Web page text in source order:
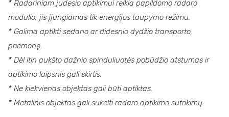
* Radariniam judesio aptikimui reikia papildomo radaro
modulio, jis įjungiamas tik energijos taupymo režimu.
* Galima aptikti sedano ar didesnio dydžio transporto
priemonę.
* Dėl itin aukšto dažnio spinduliuotės pobūdžio atstumas ir
aptikimo laipsnis gali skirtis.
* Ne kiekvienas objektas gali būti aptiktas.
* Metalinis objektas gali sukelti radaro aptikimo sutrikimų.